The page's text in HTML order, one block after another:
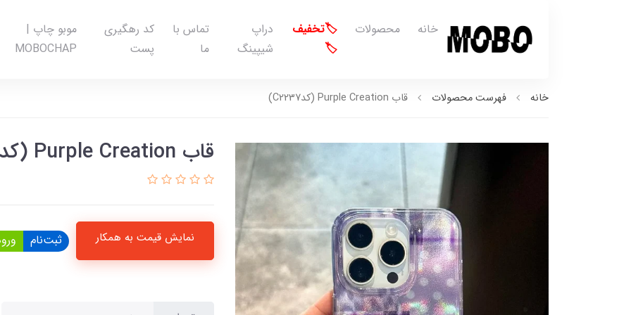
خانه محصولات
🏷️تخفیف
🏷️
دراپ
شیپینگ
تماس با
ما
کد رهگیری
پست
موبو چاپ |
MOBOCHAP
خانه فهرست محصولات قاب Purple Creation (کدC2237)
قاب Purple Creation (کدC2237)
نمایش قیمت به همکار ثبت‌نام